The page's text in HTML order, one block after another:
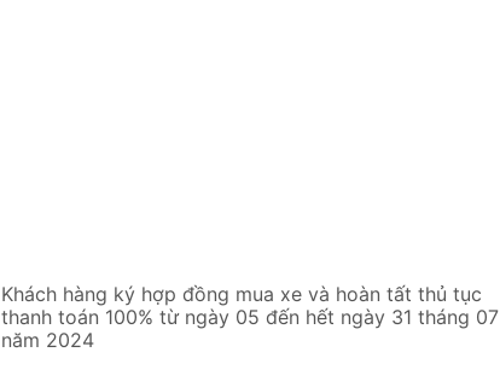
Khách hàng ký hợp đồng mua xe và hoàn tất thủ tục
thanh toán 100% từ ngày 05 đến hết ngày 31 tháng 07
năm 2024